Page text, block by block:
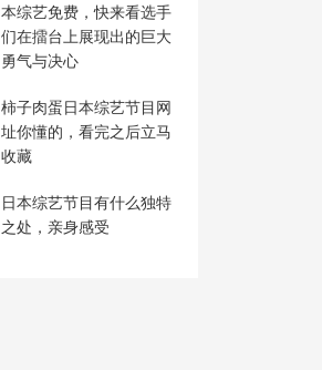
本综艺免费，快来看选手
们在擂台上展现出的巨大
勇气与决心
柿子肉蛋日本综艺节目网
址你懂的，看完之后立马
收藏
日本综艺节目有什么独特
之处，亲身感受